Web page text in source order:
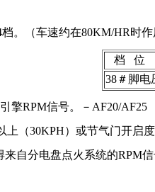
或4档。（车速约在80KM/HR时
   档   位
38＃脚电
擎RPM信号。－AF20/AF25
（30KPH）或节气门开启
取得来自分电盘点火系统的RPM